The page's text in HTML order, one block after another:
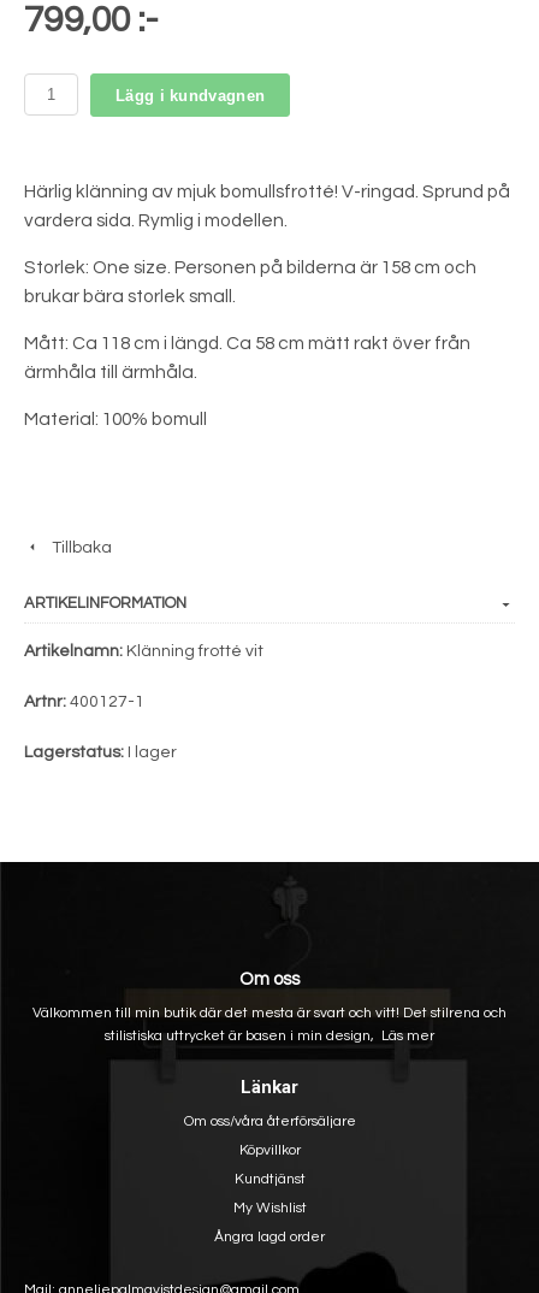
799,00 :-
Lägg i kundvagnen
Härlig klänning av mjuk bomullsfrotté! V-ringad. Sprund på
vardera sida. Rymlig i modellen.
Storlek: One size. Personen på bilderna är 158 cm och
brukar bära storlek small.
Mått: Ca 118 cm i längd. Ca 58 cm mätt rakt över från
ärmhåla till ärmhåla.
Material: 100% bomull
Tillbaka
ARTIKELINFORMATION
Artikelnamn: Klänning frotté vit
Artnr: 400127-1
Lagerstatus: I lager
Om oss
Välkommen till min butik där det mesta är svart och vitt! Det stilrena och
stilistiska uttrycket är basen i min design, Läs mer
Länkar
Om oss/våra återförsäljare
Köpvillkor
Kundtjänst
My Wishlist
Ångra lagd order